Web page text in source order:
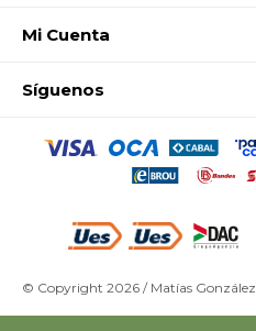
Mi Cuenta
Síguenos
© Copyright 2026 / Matías González